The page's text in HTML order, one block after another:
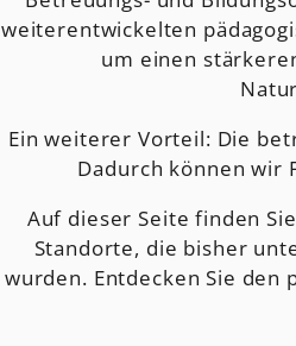
weiterentwickelten
um einen
Ein weiterer Vorteil: Die
Dadurch können wir
Auf dieser Seite finden
Standorte, die bisher
wurden. Entdecken Sie den